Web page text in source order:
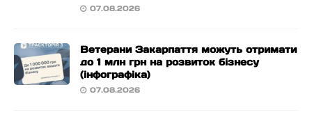
07.08.2026
Ветерани Закарпаття можуть отримати
до 1 млн грн на розвиток бізнесу
(інфографіка)
07.08.2026